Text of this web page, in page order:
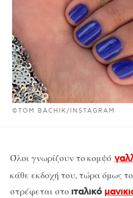
©TOM BACHIK/INSTAGRAM
Όλοι γνωρίζουν το κομψό
κάθε εκδοχή του, τώρα όμως
στρέφεται στο ιταλικό